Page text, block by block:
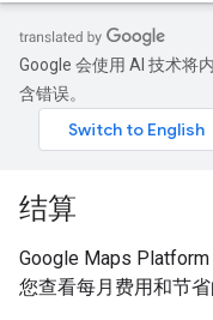
Google 会使用 AI 技术将
含错误。
结算
Google Maps
您查看每月费用和节省